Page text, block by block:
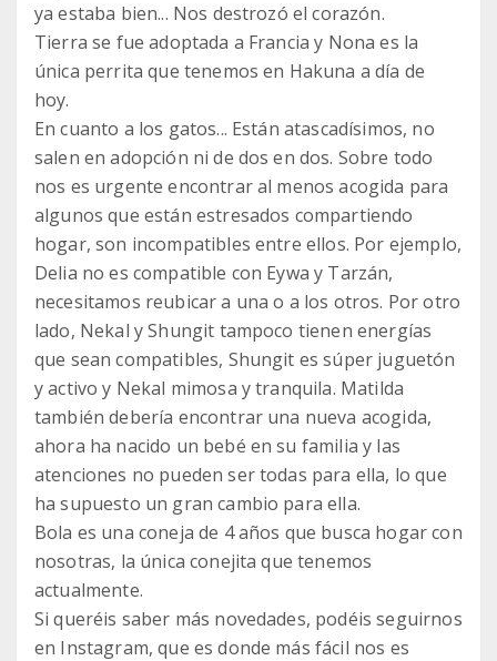
ya estaba bien... Nos destrozó el corazón.
Tierra se fue adoptada a Francia y Nona es la
única perrita que tenemos en Hakuna a día de
hoy.
En cuanto a los gatos... Están atascadísimos, no
salen en adopción ni de dos en dos. Sobre todo
nos es urgente encontrar al menos acogida para
algunos que están estresados compartiendo
hogar, son incompatibles entre ellos. Por ejemplo,
Delia no es compatible con Eywa y Tarzán,
necesitamos reubicar a una o a los otros. Por otro
lado, Nekal y Shungit tampoco tienen energías
que sean compatibles, Shungit es súper juguetón
y activo y Nekal mimosa y tranquila. Matilda
también debería encontrar una nueva acogida,
ahora ha nacido un bebé en su familia y las
atenciones no pueden ser todas para ella, lo que
ha supuesto un gran cambio para ella.
Bola es una coneja de 4 años que busca hogar con
nosotras, la única conejita que tenemos
actualmente.
Si queréis saber más novedades, podéis seguirnos
en Instagram, que es donde más fácil nos es